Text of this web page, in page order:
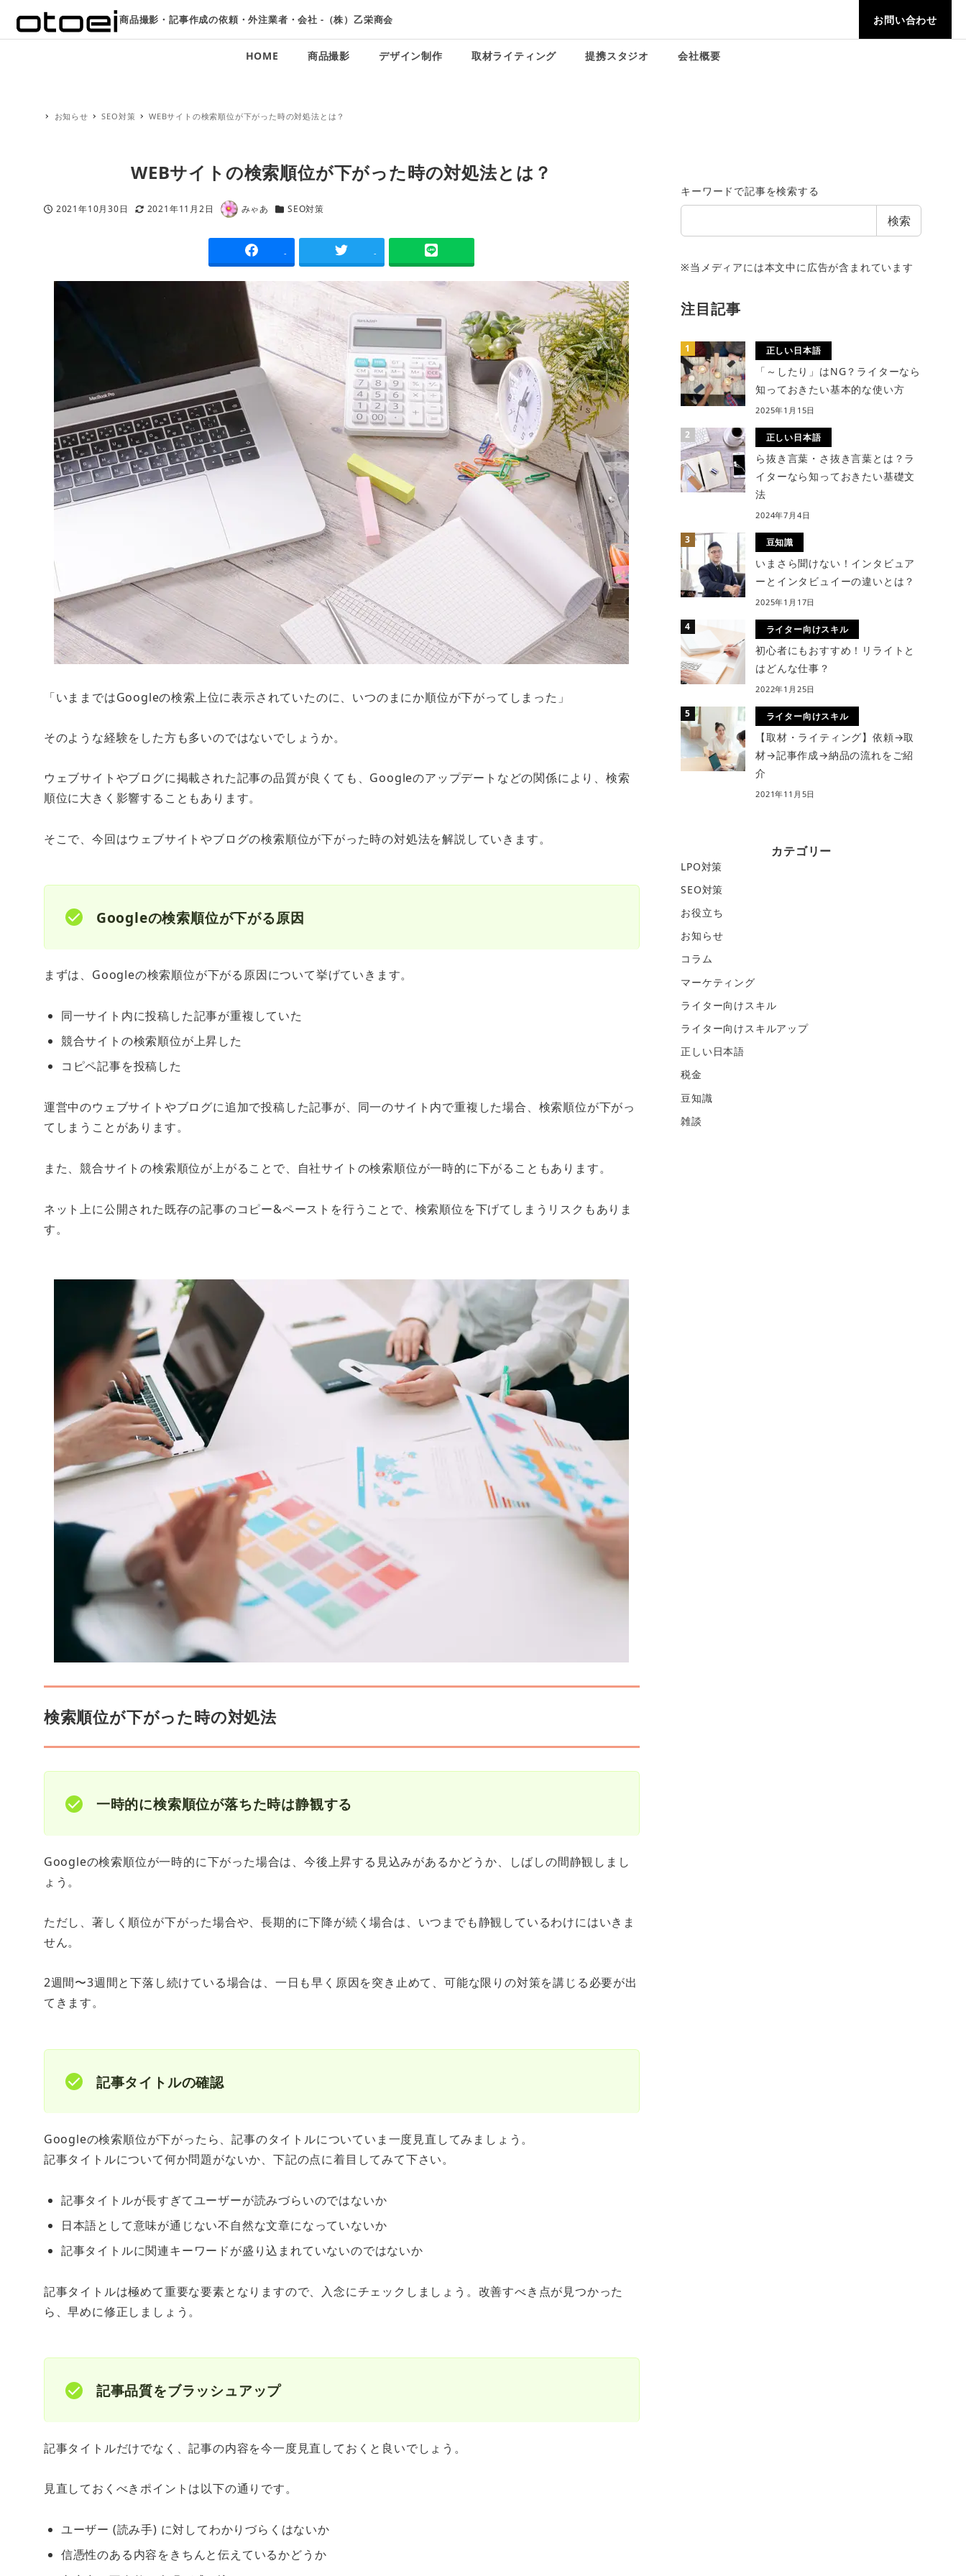
商品撮影・記事作成の依頼・外注業者・会社 -（株）乙栄商会
HOME 商品撮影 デザイン制作 取材ライティング 提携スタジオ 会社概要
お問い合わせ
お知らせ SEO対策 WEBサイトの検索順位が下がった時の対処法とは？
WEBサイトの検索順位が下がった時の対処法とは？
投稿日
2021年10月30日
更新日
2021年11月2日
著
みゃあ
カテゴリー
SEO対策
- -
「いままではGoogleの検索上位に表示されていたのに、いつのまにか順位が下がってしまった」
そのような経験をした方も多いのではないでしょうか。
ウェブサイトやブログに掲載された記事の品質が良くても、Googleのアップデートなどの関係により、検索
順位に大きく影響することもあります。
そこで、今回はウェブサイトやブログの検索順位が下がった時の対処法を解説していきます。
Googleの検索順位が下がる原因
まずは、Googleの検索順位が下がる原因について挙げていきます。
同一サイト内に投稿した記事が重複していた
競合サイトの検索順位が上昇した
コピペ記事を投稿した
運営中のウェブサイトやブログに追加で投稿した記事が、同一のサイト内で重複した場合、検索順位が下がっ
てしまうことがあります。
また、競合サイトの検索順位が上がることで、自社サイトの検索順位が一時的に下がることもあります。
ネット上に公開された既存の記事のコピー&ペーストを行うことで、検索順位を下げてしまうリスクもありま
す。
検索順位が下がった時の対処法
一時的に検索順位が落ちた時は静観する
Googleの検索順位が一時的に下がった場合は、今後上昇する見込みがあるかどうか、しばしの間静観しまし
ょう。
ただし、著しく順位が下がった場合や、長期的に下降が続く場合は、いつまでも静観しているわけにはいきま
せん。
2週間〜3週間と下落し続けている場合は、一日も早く原因を突き止めて、可能な限りの対策を講じる必要が出
てきます。
記事タイトルの確認
Googleの検索順位が下がったら、記事のタイトルについていま一度見直してみましょう。
記事タイトルについて何か問題がないか、下記の点に着目してみて下さい。
記事タイトルが長すぎてユーザーが読みづらいのではないか
日本語として意味が通じない不自然な文章になっていないか
記事タイトルに関連キーワードが盛り込まれていないのではないか
記事タイトルは極めて重要な要素となりますので、入念にチェックしましょう。改善すべき点が見つかった
ら、早めに修正しましょう。
記事品質をブラッシュアップ
記事タイトルだけでなく、記事の内容を今一度見直しておくと良いでしょう。
見直しておくべきポイントは以下の通りです。
ユーザー (読み手) に対してわかりづらくはないか
信憑性のある内容をきちんと伝えているかどうか
キーワードで記事を検索する
検索
※当メディアには本文中に広告が含まれています
注目記事
正しい日本語
「～したり」はNG？ライターなら
知っておきたい基本的な使い方
2025年1月15日
正しい日本語
ら抜き言葉・さ抜き言葉とは？ラ
イターなら知っておきたい基礎文
法
2024年7月4日
豆知識
いまさら聞けない！インタビュア
ーとインタビュイーの違いとは？
2025年1月17日
ライター向けスキル
初心者にもおすすめ！リライトと
はどんな仕事？
2022年1月25日
ライター向けスキル
【取材・ライティング】依頼→取
材→記事作成→納品の流れをご紹
介
2021年11月5日
カテゴリー
LPO対策
SEO対策
お役立ち
お知らせ
コラム
マーケティング
ライター向けスキル
ライター向けスキルアップ
正しい日本語
税金
豆知識
雑談